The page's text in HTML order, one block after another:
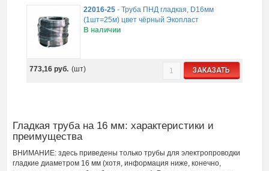
22016-25 -Труба ПНД гладкая, D16мм
(1шт=25м) цвет чёрный Экопласт
В наличии
773,16руб. (шт) ЗАКАЗАТЬ
Гладкая труба на 16 мм: характеристики и
преимущества
ВНИМАНИЕ: здесь приведены только трубы для электропроводки
гладкие диаметром 16 мм (хотя, информация ниже, конечно,